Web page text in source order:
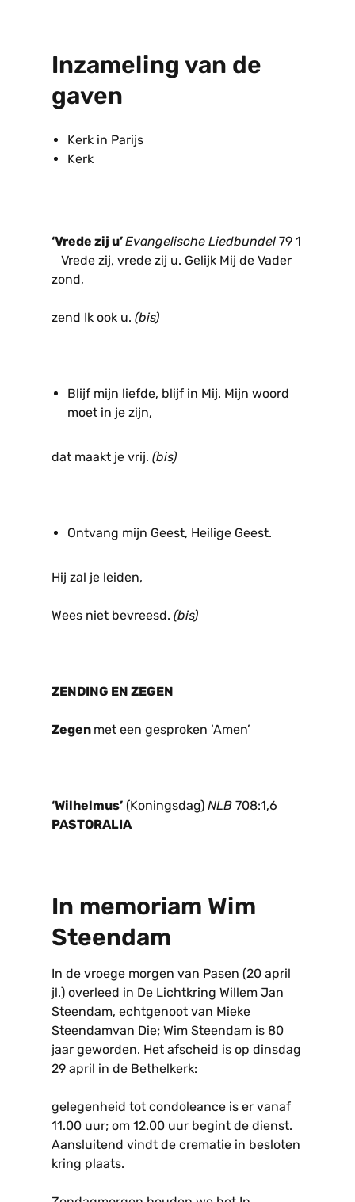
Inzameling van de
gaven
Kerk in Parijs
Kerk
‘Vrede zij u’Evangelische Liedbundel 79 1
Vrede zij, vrede zij u. Gelijk Mij de Vader
zond,
zend Ik ook u. (bis)
Blijf mijn liefde, blijf in Mij. Mijn woord
moet in je zijn,
dat maakt je vrij. (bis)
Ontvang mijn Geest, Heilige Geest.
Hij zal je leiden,
Wees niet bevreesd. (bis)
ZENDING EN ZEGEN
Zegen met een gesproken ‘Amen’
‘Wilhelmus’ (Koningsdag) NLB 708:1,6
PASTORALIA
In memoriam Wim
Steendam
In de vroege morgen van Pasen (20 april
jl.) overleed in De Lichtkring Willem Jan
Steendam, echtgenoot van Mieke
Steendamvan Die; Wim Steendam is 80
jaar geworden. Het afscheid is op dinsdag
29 april in de Bethelkerk:
gelegenheid tot condoleance is er vanaf
11.00 uur; om 12.00 uur begint de dienst.
Aansluitend vindt de crematie in besloten
kring plaats.